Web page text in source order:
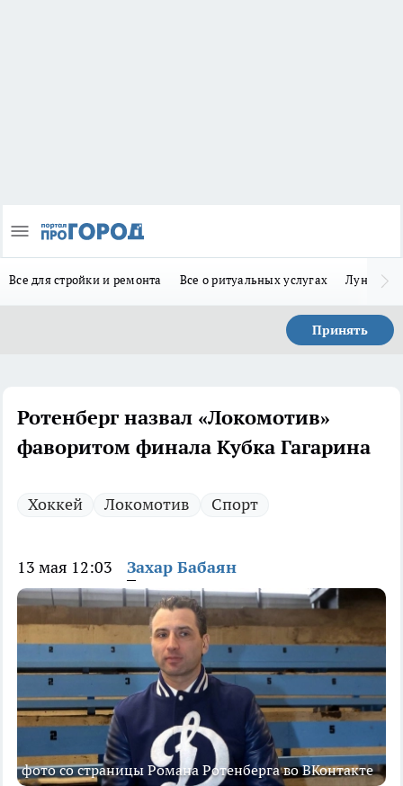
Все для стройки и ремонта Все о ритуальных услугах Лунно-
Принять
Ротенберг назвал «Локомотив»
фаворитом финала Кубка Гагарина
Хоккей Локомотив Спорт
13 мая 12:03 Захар Бабаян
фото со страницы Романа Ротенберга во ВКонтакте